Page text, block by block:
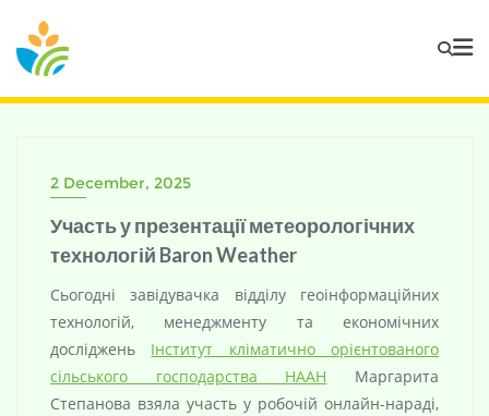
2 December, 2025
Участь у презентації метеорологічних
технологій Baron Weather
Сьогодні завідувачка відділу геоінформаційних
технологій, менеджменту та економічних
досліджень Інститут кліматично орієнтованого
сільського господарства НААН Маргарита
Степанова взяла участь у робочій онлайн-нараді,